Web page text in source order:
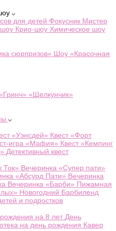
для детей Фокусник Мистер
Крио-шоу Химическое шоу
сюрпризов» Шоу «Красочная
«Щелкунчик»
«Уэнсдей» Квест «Форт
игра «Мафия» Квест «Кемпинг
Детективный квест
Ток» Вечеринка «Супер пати»
«Абсурд Пати» Вечеринка
Вечеринка «Барби» Пижамная
Новогодний Барбиленд
и подростков
на 8 лет День
на день рождения Кавер